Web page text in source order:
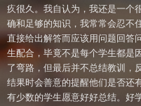
疚很久。我自认为，我还是一个
确和足够的知识，我常常会忍不
直接给出解答而应该用问题回答
生配合，毕竟不是每个学生都是
了弯路，但最后并不总结教训，
结果时会善意的提醒他们是否还
有少数的学生愿意好好总结。好